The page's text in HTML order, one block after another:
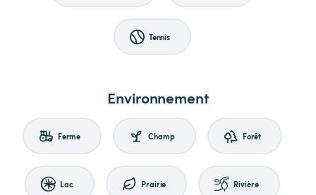
Tennis
Environnement
Ferme Champ Forêt
Lac Prairie Rivière